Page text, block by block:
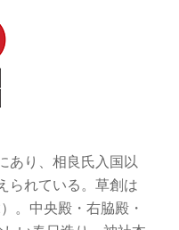
あり、相良氏入国以
られている。草創は
。中央殿・右脇殿・